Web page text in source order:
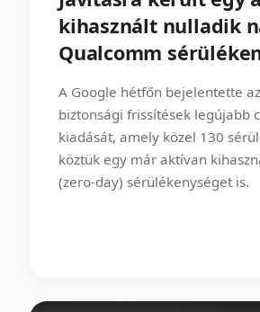
kihasznált nulladik
Qualcomm
A Google hétfőn bejelentette
biztonsági frissítések legújabb
kiadását, amely közel 130
köztük egy már aktívan
(zero-day) sérülékenységet is.